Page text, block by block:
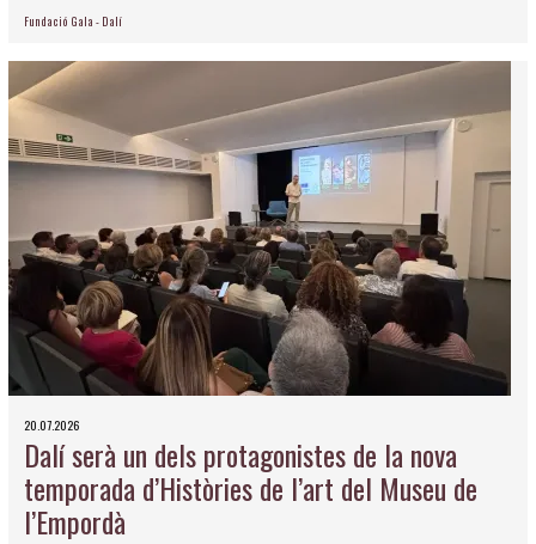
Fundació Gala - Dalí
20.07.2026
Dalí serà un dels protagonistes de la nova
temporada d’Històries de l’art del Museu de
l’Empordà